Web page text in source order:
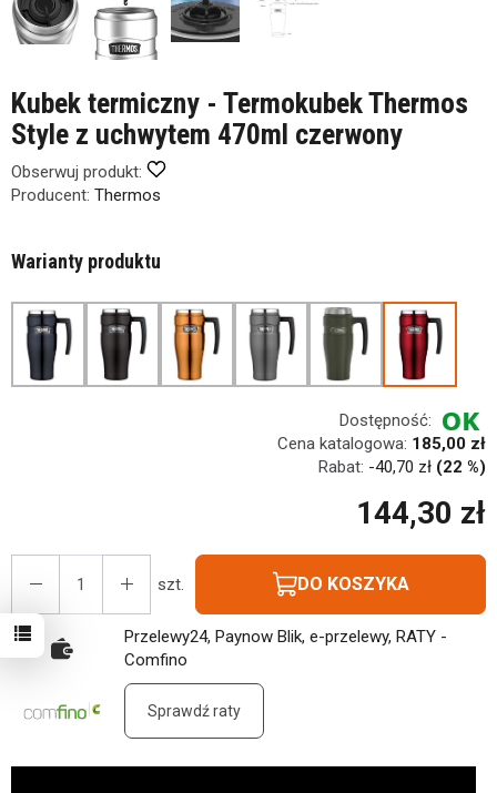
Kubek termiczny - Termokubek Thermos
Style z uchwytem 470ml czerwony
Obserwuj produkt:
Producent: Thermos
Warianty produktu
Dostępność:
Cena katalogowa: 185,00 zł
Rabat: -40,70 zł (22 %)
144,30 zł
szt. DO KOSZYKA
Przelewy24, Paynow Blik, e-przelewy, RATY -
Comfino
Sprawdź raty